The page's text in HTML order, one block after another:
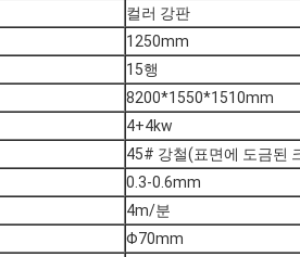
컬러 강판
1250mm
15행
8200*1550*1510mm
4+4kw
45# 강철(표면에 도금된
0.3-0.6mm
4m/분
Φ70mm